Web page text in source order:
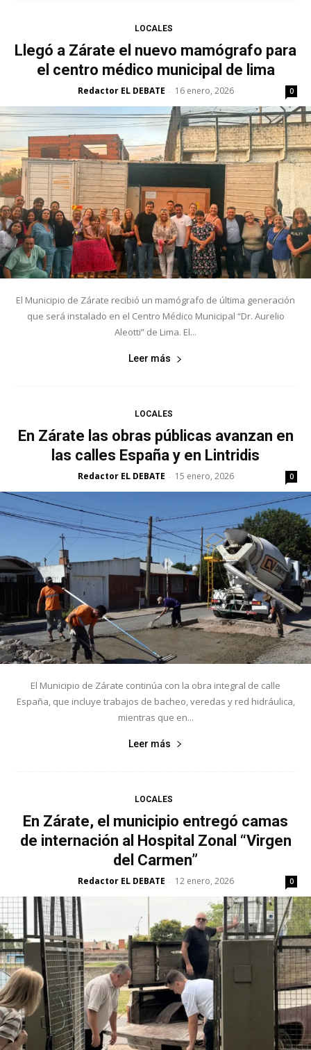
LOCALES
Llegó a Zárate el nuevo mamógrafo para
el centro médico municipal de lima
Redactor EL DEBATE - 16 enero, 2026 0
El Municipio de Zárate recibió un mamógrafo de última generación
que será instalado en el Centro Médico Municipal “Dr. Aurelio
Aleotti” de Lima. El...
Leer más
LOCALES
En Zárate las obras públicas avanzan en
las calles España y en Lintridis
Redactor EL DEBATE - 15 enero, 2026 0
El Municipio de Zárate continúa con la obra integral de calle
España, que incluye trabajos de bacheo, veredas y red hidráulica,
mientras que en...
Leer más
LOCALES
En Zárate, el municipio entregó camas
de internación al Hospital Zonal “Virgen
del Carmen”
Redactor EL DEBATE - 12 enero, 2026 0